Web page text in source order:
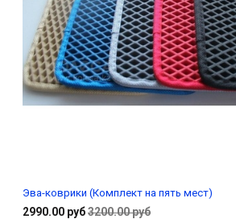
Эва-коврики (Комплект на пять мест)
2990.00 руб3200.00 руб